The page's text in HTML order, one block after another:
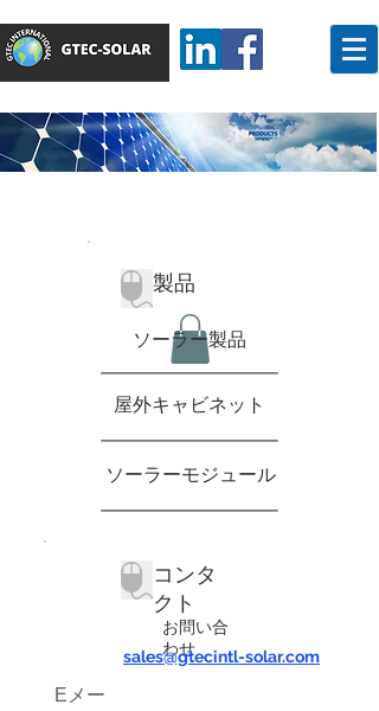
製品
ソーラー製品
屋外キャビネット
ソーラーモジュール
コンタ
クト
お問い合
わせ
Eメー
sales@gtecintl-solar.com